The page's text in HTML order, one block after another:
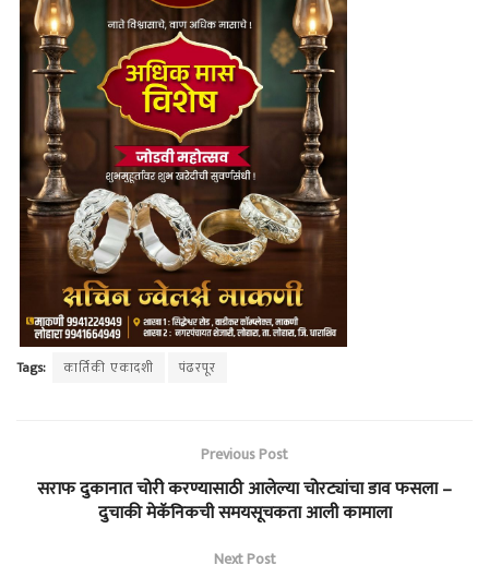
Tags: कार्तिकी एकादशी पंढरपूर
Previous Post
सराफ दुकानात चोरी करण्यासाठी आलेल्या चोरट्यांचा डाव फसला –
दुचाकी मेकॅनिकची समयसूचकता आली कामाला
Next Post